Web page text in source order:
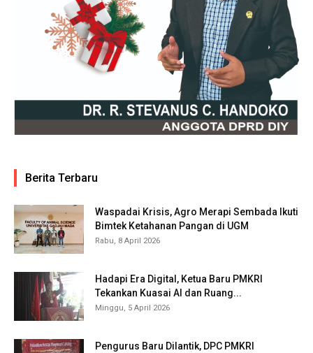
Berita Terbaru
Waspadai Krisis, Agro Merapi Sembada Ikuti
Bimtek Ketahanan Pangan di UGM
Rabu, 8 April 2026
Hadapi Era Digital, Ketua Baru PMKRI
Tekankan Kuasai AI dan Ruang...
Minggu, 5 April 2026
Pengurus Baru Dilantik, DPC PMKRI